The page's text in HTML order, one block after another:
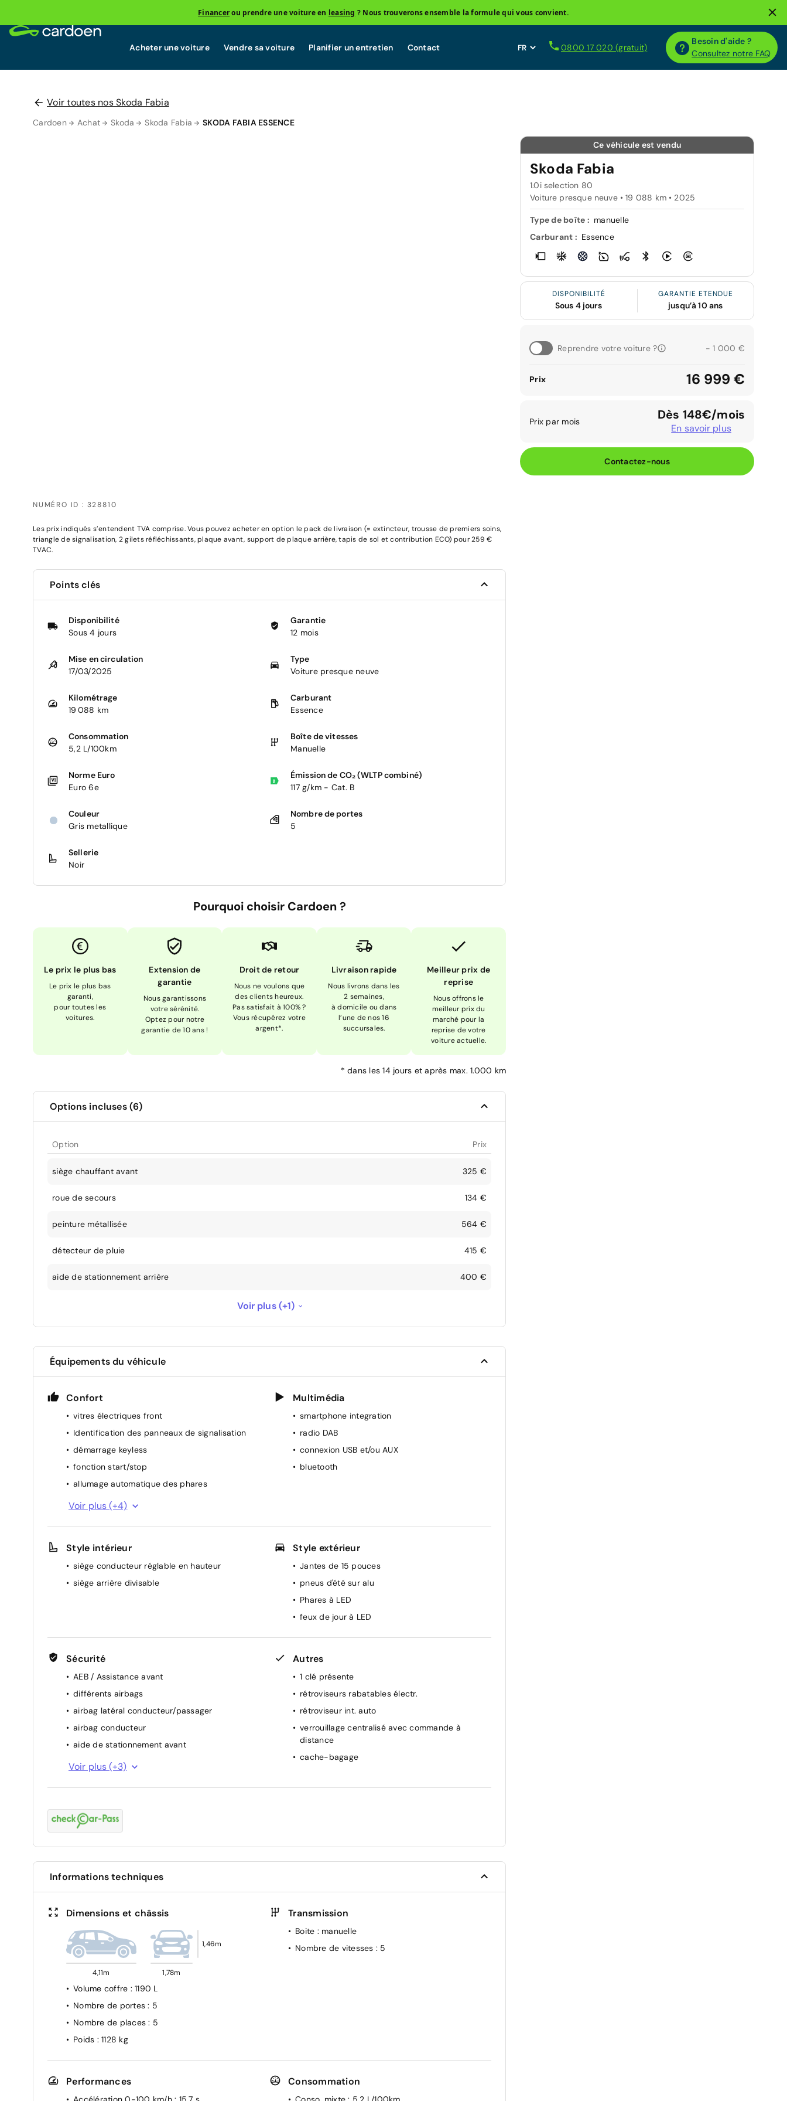
Financerou prendre une voiture en leasing ? Nous trouverons ensemble la formule qui vous convient.
Acheter une voiture Vendre sa voiture Planifier un entretien Contact 0800 17 020 (gratuit)
Besoin d'aide ?
Consultez notre FAQ
Voir toutes nos Skoda Fabia
Cardoen Achat Skoda Skoda Fabia SKODA FABIA ESSENCE
NUMÉRO ID : 328810
Ce véhicule est vendu
Skoda Fabia
1.0i selection 80
Voiture presque neuve • 19 088 km • 2025
Type de boîte : manuelle
Carburant : Essence
DISPONIBILITÉ
Sous 4 jours
GARANTIE ETENDUE
jusqu’à 10 ans
Reprendre votre voiture ? - 1 000 €
Prix 16 999 €
Prix par mois Dès 148€/mois
En savoir plus
Contactez-nous
Les prix indiqués s’entendent TVA comprise. Vous pouvez acheter en option le pack de livraison (= extincteur, trousse de premiers soins,
triangle de signalisation, 2 gilets réfléchissants, plaque avant, support de plaque arrière, tapis de sol et contribution ECO) pour 259 €
TVAC.
Points clés
Disponibilité
Sous 4 jours
Garantie
12 mois
Mise en circulation
17/03/2025
Type
Voiture presque neuve
Kilométrage
19 088 km
Carburant
Essence
Consommation
5,2 L/100km
Boîte de vitesses
Manuelle
Norme Euro
Euro 6e
Émission de CO₂ (WLTP combiné)
117 g/km - Cat. B
Couleur
Gris metallique
Nombre de portes
5
Sellerie
Noir
Pourquoi choisir Cardoen ?
Le prix le plus bas
Le prix le plus bas
garanti,
pour toutes les
voitures.
Extension de
garantie
Nous garantissons
votre sérénité.
Optez pour notre
garantie de 10 ans !
Droit de retour
Nous ne voulons que
des clients heureux.
Pas satisfait à 100% ?
Vous récupérez votre
argent*.
Livraison rapide
Nous livrons dans les
2 semaines,
à domicile ou dans
l’une de nos 16
succursales.
Meilleur prix de
reprise
Nous offrons le
meilleur prix du
marché pour la
reprise de votre
voiture actuelle.
* dans les 14 jours et après max. 1.000 km
Options incluses (6)
Option Prix
siège chauffant avant 325 €
roue de secours 134 €
peinture métallisée 564 €
détecteur de pluie 415 €
aide de stationnement arrière 400 €
Voir plus (+1)
Équipements du véhicule
Confort
vitres électriques front
Identification des panneaux de signalisation
démarrage keyless
fonction start/stop
allumage automatique des phares
volant multifonctionel
climatisation (manuelle)
Voir plus (+4)
Multimédia
smartphone integration
radio DAB
connexion USB et/ou AUX
bluetooth
Style intérieur
siège conducteur réglable en hauteur
siège arrière divisable
Style extérieur
Jantes de 15 pouces
pneus d'été sur alu
Phares à LED
feux de jour à LED
Sécurité
AEB / Assistance avant
différents airbags
airbag latéral conducteur/passager
airbag conducteur
aide de stationnement avant
alerte franchissement de ligne
Voir plus (+3)
Autres
1 clé présente
rétroviseurs rabatables électr.
rétroviseur int. auto
verrouillage centralisé avec commande à
distance
cache-bagage
Informations techniques
Dimensions et châssis
4,11m 1,78m
1,46m
Volume coffre : 1190 L
Nombre de portes: 5
Nombre de places: 5
Poids : 1128 kg
Transmission
Boite : manuelle
Nombre de vitesses : 5
Performances Consommation